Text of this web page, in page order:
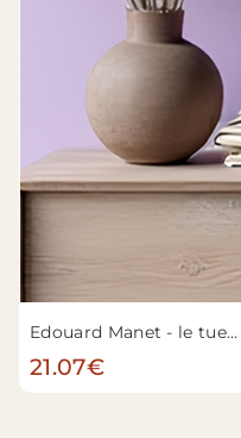
Edouard Manet - le tueur
21.07€